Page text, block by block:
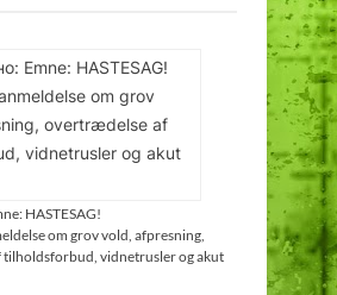
HASTESAG!
om grov vold, afpresning,
vidnetrusler og akut